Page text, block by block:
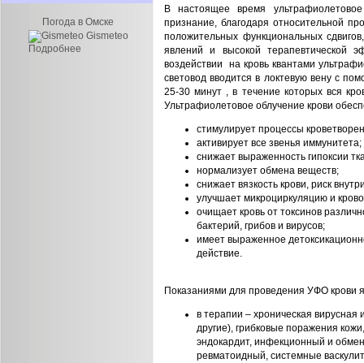
Погода в Омске
Gismeteo
Подробнее
В настоящее время
признание, благодаря относительной
положительных функциональных
явлений и высокой терапевтической
воздействии на кровь квантами
световод вводится в локтевую вену с
25-30 минут , в течение которых вся
Ультрафиолетовое облучение крови
стимулирует процессы
активирует все звенья иммунитета;
снижает выраженность гипоксии
нормализует обмена веществ;
снижает вязкость крови, риск
улучшает микроциркуляцию и
очищает кровь от токсинов
бактерий, грибов и вирусов;
имеет выраженное
действие.
Показаниями для проведения УФО крови
в терапии – хроническая
другие), грибковые поражения
эндокардит, инфекционный и
ревматоидный, системные